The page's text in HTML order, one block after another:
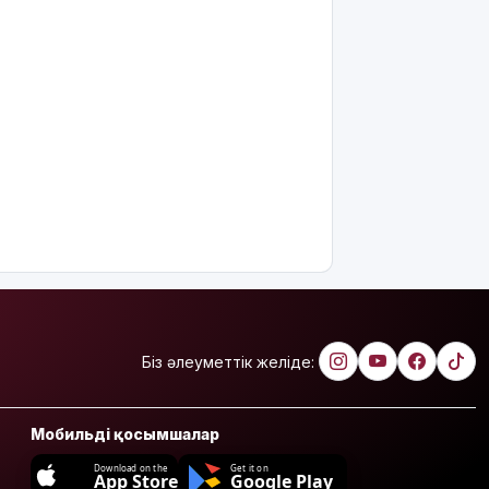
Біз әлеуметтік желіде:
Мобильді қосымшалар
Download on the
App Store
Get it on
Google Play